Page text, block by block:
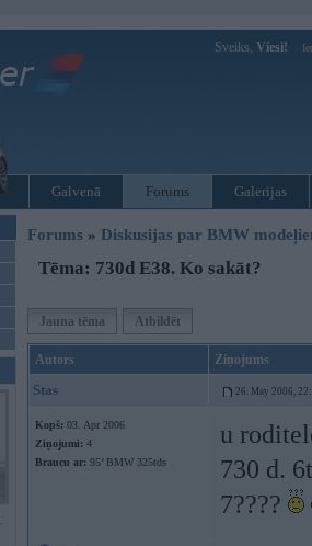
Sveiks, Viesi!
Galvenā Forums Galerijas
Forums » Diskusijas par BMW
Tēma: 730d E38. Ko sakāt?
Jauna tēma Atbildēt
Autors Ziņojums
Stas 26. May 2006,
Kopš: 03. Apr 2006
Ziņojumi: 4
Braucu ar: 95’ BMW 325tds
u
730 d.
7????